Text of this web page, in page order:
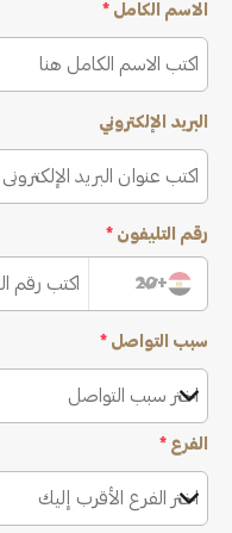
الاسم الكامل *
البريد الإلكتروني
رقم التليفون *
+20
سبب التواصل *
اختر سبب التواصل
الفرع *
اختر الفرع الأقرب إليك